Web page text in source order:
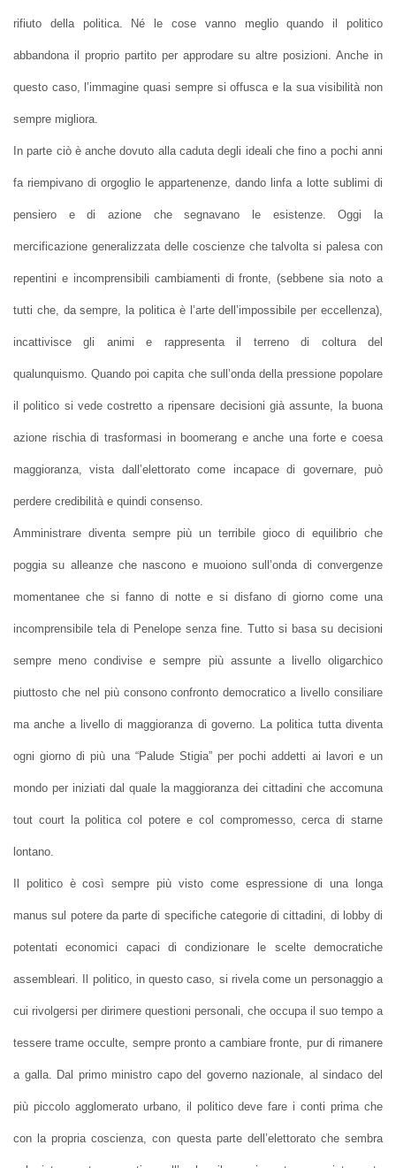
rifiuto della politica. Né le cose vanno meglio quando il politico
abbandona il proprio partito per approdare su altre posizioni. Anche in
questo caso, l’immagine quasi sempre si offusca e la sua visibilità non
sempre migliora.
In parte ciò è anche dovuto alla caduta degli ideali che fino a pochi anni
fa riempivano di orgoglio le appartenenze, dando linfa a lotte sublimi di
pensiero e di azione che segnavano le esistenze. Oggi la
mercificazione generalizzata delle coscienze che talvolta si palesa con
repentini e incomprensibili cambiamenti di fronte, (sebbene sia noto a
tutti che, da sempre, la politica è l’arte dell’impossibile per eccellenza),
incattivisce gli animi e rappresenta il terreno di coltura del
qualunquismo. Quando poi capita che sull’onda della pressione popolare
il politico si vede costretto a ripensare decisioni già assunte, la buona
azione rischia di trasformasi in boomerang e anche una forte e coesa
maggioranza, vista dall’elettorato come incapace di governare, può
perdere credibilità e quindi consenso.
Amministrare diventa sempre più un terribile gioco di equilibrio che
poggia su alleanze che nascono e muoiono sull’onda di convergenze
momentanee che si fanno di notte e si disfano di giorno come una
incomprensibile tela di Penelope senza fine. Tutto si basa su decisioni
sempre meno condivise e sempre più assunte a livello oligarchico
piuttosto che nel più consono confronto democratico a livello consiliare
ma anche a livello di maggioranza di governo. La politica tutta diventa
ogni giorno di più una “Palude Stigia” per pochi addetti ai lavori e un
mondo per iniziati dal quale la maggioranza dei cittadini che accomuna
tout court la politica col potere e col compromesso, cerca di starne
lontano.
Il politico è così sempre più visto come espressione di una longa
manus sul potere da parte di specifiche categorie di cittadini, di lobby di
potentati economici capaci di condizionare le scelte democratiche
assembleari. Il politico, in questo caso, si rivela come un personaggio a
cui rivolgersi per dirimere questioni personali, che occupa il suo tempo a
tessere trame occulte, sempre pronto a cambiare fronte, pur di rimanere
a galla. Dal primo ministro capo del governo nazionale, al sindaco del
più piccolo agglomerato urbano, il politico deve fare i conti prima che
con la propria coscienza, con questa parte dell’elettorato che sembra